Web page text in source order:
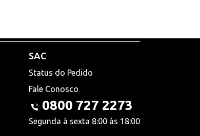
SAC
Status do Pedido
Fale Conosco
0800 727 2273
Segunda à sexta 8:00 às 18:00